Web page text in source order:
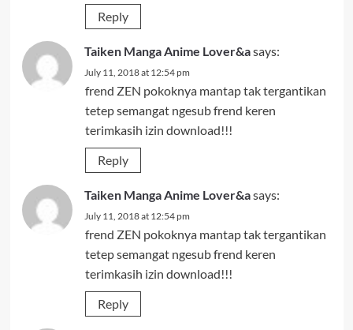
Reply
Taiken Manga Anime Lover&asays:
July 11, 2018 at 12:54 pm
frend ZEN pokoknya mantap tak tergantikan
tetep semangat ngesub frend keren
terimkasih izin download!!!
Reply
Taiken Manga Anime Lover&asays:
July 11, 2018 at 12:54 pm
frend ZEN pokoknya mantap tak tergantikan
tetep semangat ngesub frend keren
terimkasih izin download!!!
Reply